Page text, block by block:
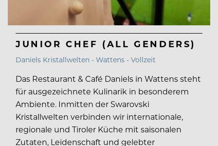
JUNIOR CHEF (ALL GENDERS)
Daniels Kristallwelten - Wattens - Vollzeit
Das Restaurant & Café Daniels in Wattens steht
für ausgezeichnete Kulinarik in besonderem
Ambiente. Inmitten der Swarovski
Kristallwelten verbinden wir internationale,
regionale und Tiroler Küche mit saisonalen
Zutaten, Leidenschaft und gelebter